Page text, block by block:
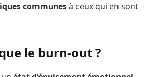
communesà ceux qui en sont
le burn-out ?